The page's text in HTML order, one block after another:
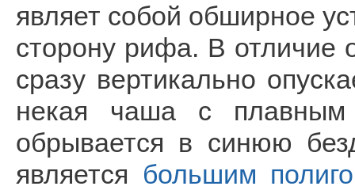
являет собой обширное
сторону рифа. В отличие
сразу вертикально
некая чаша с плавным
обрывается в синюю
является большим